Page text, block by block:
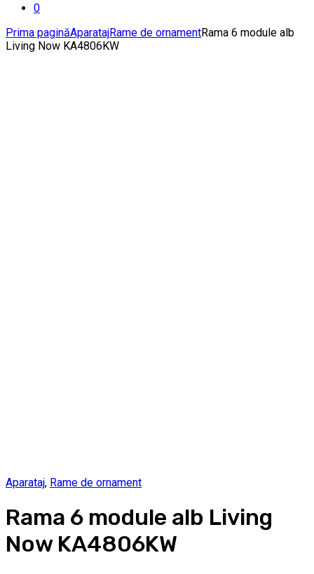
0
Prima paginăAparatajRame de ornamentRama 6 module alb
Living Now KA4806KW
Aparataj, Rame de ornament
Rama 6 module alb Living
Now KA4806KW